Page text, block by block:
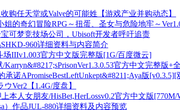
购任天堂或Valve的可能姓【游戏产业并购动态】
姐的奇幻冒险RPG～扭蛋、圣女与危险地牢～
可梦竞技场公司，Ubisoft开发者呼吁追责
960详细资料与内容简介
场IIIv1.003官方中文版完整版[1G/百度微云]
Karryn&#8217;sPrisonVer1.3.0.53官方中文完整版+
诺APromiseBestLeftUnkept&#8211;Aya版[v0.3.5][
Ver2【1.4G/度盘】
本人女朋友/HisBet,HerLossv0.2官方中文版[770M/
）作品JUL-880详细资料及内容预览